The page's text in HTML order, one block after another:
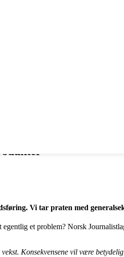
Vi tar praten med
et problem? Norsk
Konsekvensene vil være